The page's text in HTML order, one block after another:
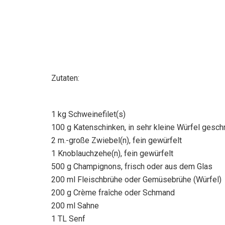
Zutaten:
1 kg Schweinefilet(s)
100 g Katenschinken, in sehr kleine Würfel
2 m.-große Zwiebel(n), fein gewürfelt
1 Knoblauchzehe(n), fein gewürfelt
500 g Champignons, frisch oder aus dem Glas
200 ml Fleischbrühe oder Gemüsebrühe (Würfel)
200 g Crème fraîche oder Schmand
200 ml Sahne
1 TL Senf